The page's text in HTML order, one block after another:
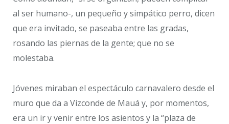
al ser humano-, un pequeño y simpático perro, dicen
que era invitado, se paseaba entre las gradas,
rosando las piernas de la gente; que no se
molestaba.
Jóvenes miraban el espectáculo carnavalero desde el
muro que da a Vizconde de Mauá y, por momentos,
era un ir y venir entre los asientos y la “plaza de